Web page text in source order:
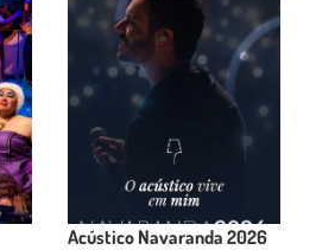
Acústico Navaranda 2026